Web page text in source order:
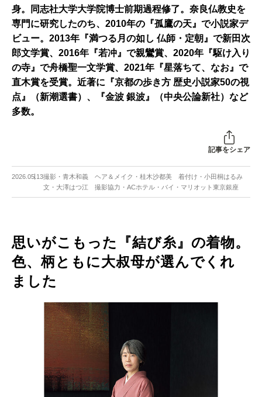
身。同志社大学大学院博士前期過程修了。奈良仏教史を
専門に研究したのち、2010年の『孤鷹の天』で小説家デ
ビュー。2013年『満つる月の如し 仏師・定朝』で新田次
郎文学賞、2016年『若冲』で親鸞賞、2020年『駆け入り
の寺』で舟橋聖一文学賞、2021年『星落ちて、なお』で
直木賞を受賞。近著に『京都の歩き方 歴史小説家50の視
点』（新潮選書）、『金波 銀波』（中央公論新社）など
多数。
記事をシェア
2026.05.13撮影・青木和義 ヘア＆メイク・桂木沙都美 着付け・小田桐はるみ
文・大澤はつ江 撮影協力・ACホテル・バイ・マリオット東京銀座
思いがこもった『結び糸』の着物。
色、柄ともに大叔母が選んでくれ
ました